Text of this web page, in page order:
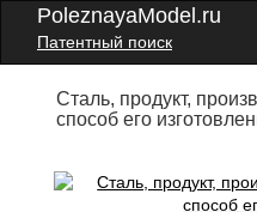
PoleznayaModel.ru
Патентный поиск
Сталь, продукт,
способ его